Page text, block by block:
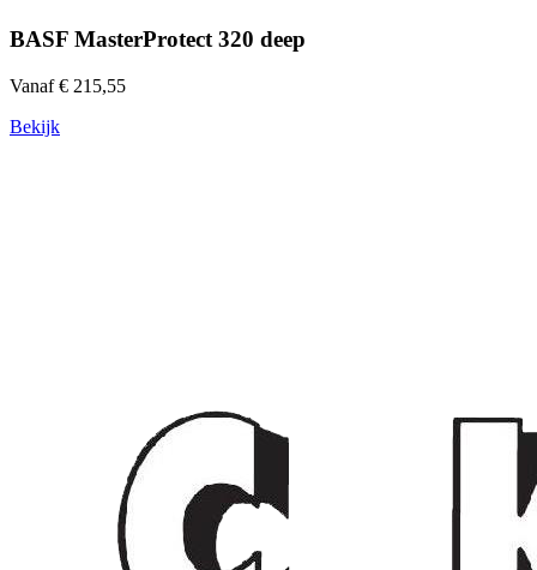
BASF MasterProtect 320 deep
Vanaf € 215,55
Bekijk